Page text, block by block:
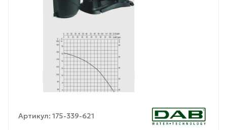
Артикул: 175-339-621